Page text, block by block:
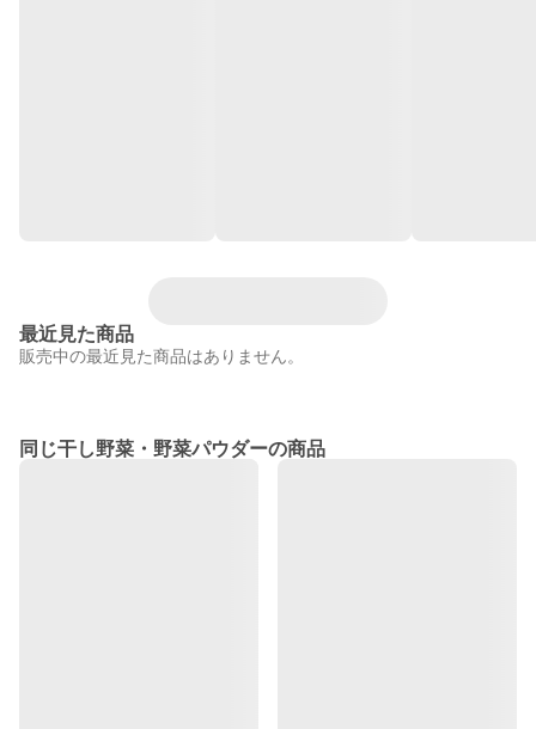
最近見た商品
販売中の最近見た商品はありません。
同じ干し野菜・野菜パウダーの商品